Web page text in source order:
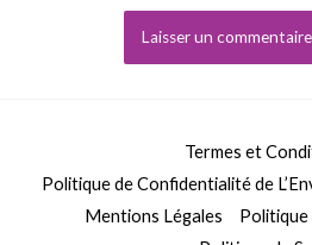
Termes et
Politique de Confidentialité de
Mentions Légales